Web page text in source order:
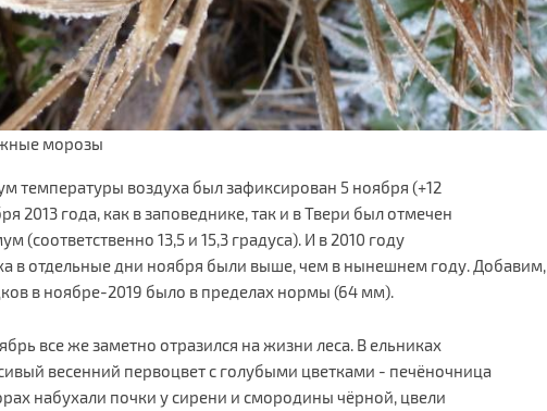
морозы
температуры воздуха был зафиксирован 5 ноября (+12
2013 года, как в заповеднике, так и в Твери был отмечен
(соответственно 13,5 и 15,3 градуса). И в 2010 году
в отдельные дни ноября были выше, чем в нынешнем году. Добавим,
в ноябре-2019 было в пределах нормы (64 мм).
все же заметно отразился на жизни леса. В ельниках
весенний первоцвет с голубыми цветками - печёночница
набухали почки у сирени и смородины чёрной, цвели